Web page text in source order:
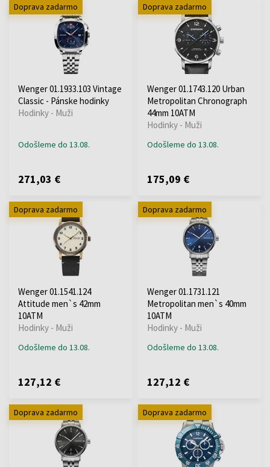
Doprava zadarmo
Wenger 01.1933.103 Vintage
Classic - Pánske hodinky
Hodinky - Muži
Odošleme do 13.08.
271,03 €
Doprava zadarmo
Wenger 01.1743.120 Urban
Metropolitan Chronograph
44mm 10ATM
Hodinky - Muži
Odošleme do 13.08.
175,09 €
Doprava zadarmo
Wenger 01.1541.124
Attitude men`s 42mm
10ATM
Hodinky - Muži
Odošleme do 13.08.
127,12 €
Doprava zadarmo
Wenger 01.1731.121
Metropolitan men`s 40mm
10ATM
Hodinky - Muži
Odošleme do 13.08.
127,12 €
Doprava zadarmo Doprava zadarmo